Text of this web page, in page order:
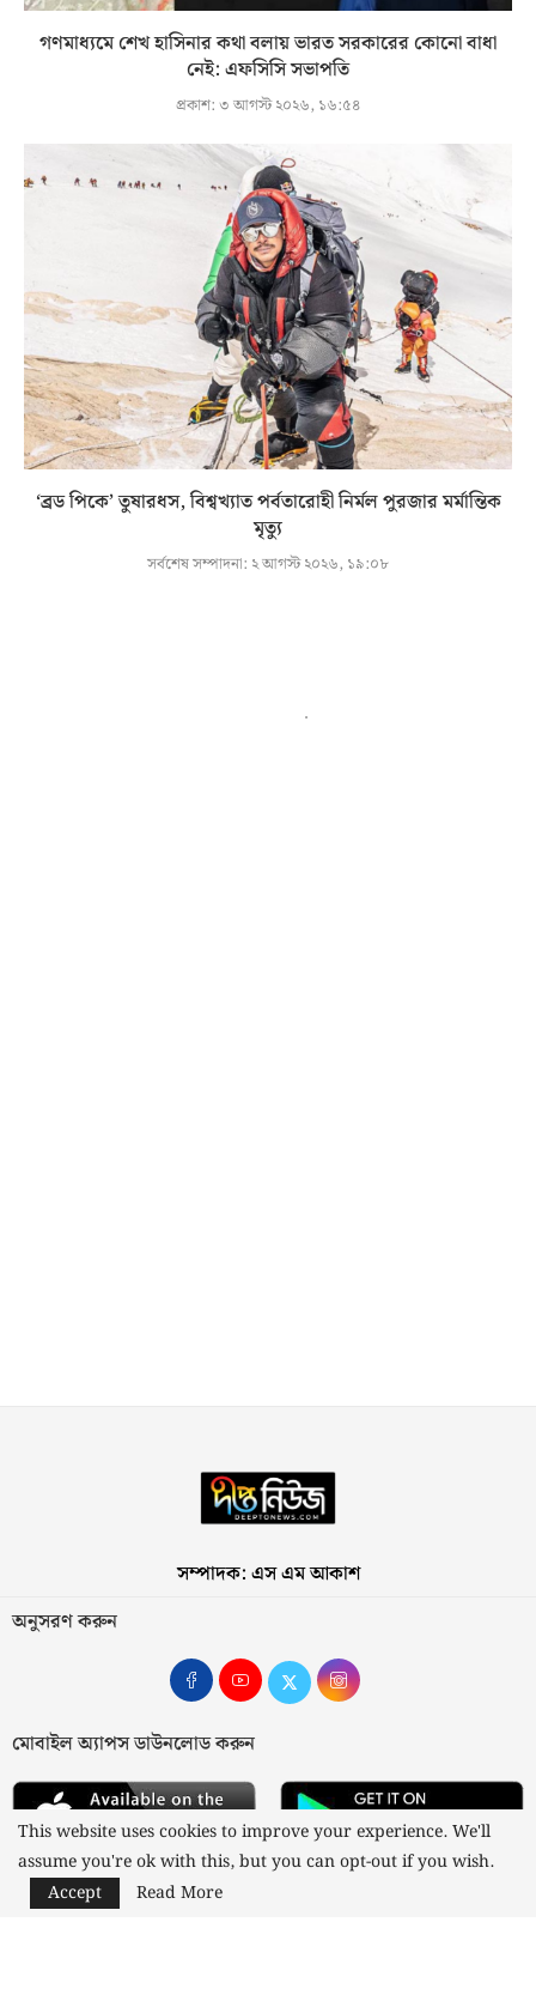
গণমাধ্যমে শেখ হাসিনার কথা বলায় ভারত সরকারের কোনো বাধা
নেই: এফসিসি সভাপতি
প্রকাশ:৩ আগস্ট ২০২৬, ১৬:৫৪
‘ব্রড পিকে’ তুষারধস, বিশ্বখ্যাত পর্বতারোহী নির্মল পুরজার মর্মান্তিক
মৃত্যু
সর্বশেষ সম্পাদনা: ২ আগস্ট ২০২৬, ১৯:০৮
সম্পাদক: এস এম আকাশ
অনুসরণ করুন
মোবাইল অ্যাপস ডাউনলোড করুন
This website uses cookies to improve your experience. We'll
assume you're ok with this, but you can opt-out if you wish.
Accept
Read More